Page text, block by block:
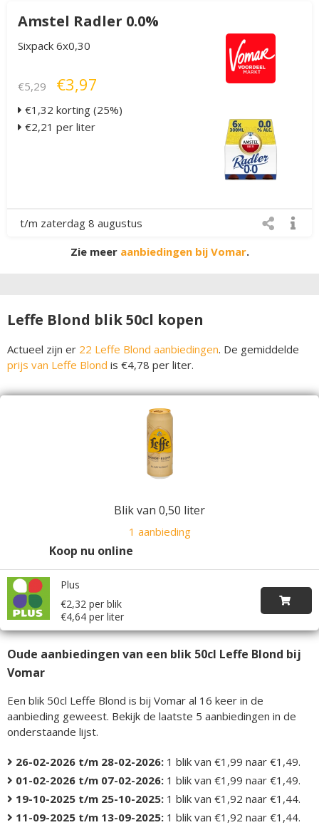
Amstel Radler 0.0%
Sixpack 6x0,30
€5,29 €3,97
€1,32 korting (25%)
€2,21 per liter
t/m zaterdag 8 augustus
Zie meer aanbiedingen bij Vomar.
Leffe Blond blik 50cl kopen
Actueel zijn er 22 Leffe Blond aanbiedingen. De gemiddelde
prijs van Leffe Blond is €4,78 per liter.
Blik van 0,50 liter
1 aanbieding
Koop nu online
Plus
€2,32 per blik
€4,64 per liter
Oude aanbiedingen van een blik 50cl Leffe Blond bij
Vomar
Een blik 50cl Leffe Blond is bij Vomar al 16 keer in de
aanbieding geweest. Bekijk de laatste 5 aanbiedingen in de
onderstaande lijst.
26-02-2026 t/m 28-02-2026: 1 blik van €1,99 naar €1,49.
01-02-2026 t/m 07-02-2026: 1 blik van €1,99 naar €1,49.
19-10-2025 t/m 25-10-2025: 1 blik van €1,92 naar €1,44.
11-09-2025 t/m 13-09-2025: 1 blik van €1,92 naar €1,44.